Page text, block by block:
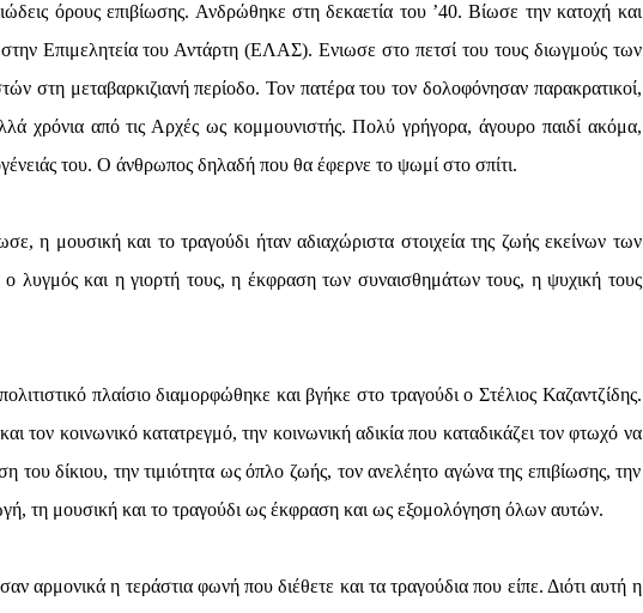
όρους επιβίωσης. Ανδρώθηκε στη δεκαετία του ’40. Βίωσε την κατοχή και
Επιμελητεία του Αντάρτη (ΕΛΑΣ). Ενιωσε στο πετσί του τους διωγμούς των
στη μεταβαρκιζιανή περίοδο. Τον πατέρα του τον δολοφόνησαν παρακρατικοί,
χρόνια από τις Αρχές ως κομμουνιστής. Πολύ γρήγορα, άγουρο παιδί ακόμα,
του. Ο άνθρωπος δηλαδή που θα έφερνε το ψωμί στο σπίτι.
η μουσική και το τραγούδι ήταν αδιαχώριστα στοιχεία της ζωής εκείνων των
και η γιορτή τους, η έκφραση των συναισθημάτων τους, η ψυχική τους
πλαίσιο διαμορφώθηκε και βγήκε στο τραγούδι ο Στέλιος Καζαντζίδης.
τον κοινωνικό κατατρεγμό, την κοινωνική αδικία που καταδικάζει τον φτωχό να
του δίκιου, την τιμιότητα ως όπλο ζωής, τον ανελέητο αγώνα της επιβίωσης, την
τη μουσική και το τραγούδι ως έκφραση και ως εξομολόγηση όλων αυτών.
αρμονικά η τεράστια φωνή που διέθετε και τα τραγούδια που είπε. Διότι αυτή η